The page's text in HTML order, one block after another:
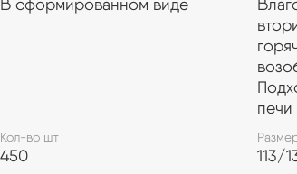
В сформированном виде
печи
Кол-во шт
450 113/